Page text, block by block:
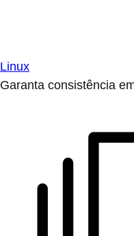
Linux
Garanta consistência